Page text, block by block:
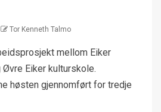
Tor Kenneth Talmo
mellom Eiker
Eiker kulturskole.
høsten gjennomført for tredje